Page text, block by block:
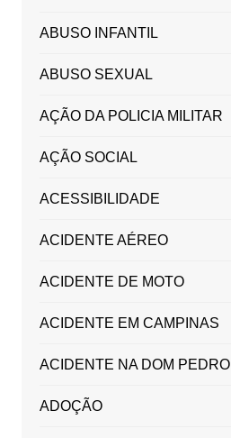
ABUSO INFANTIL
ABUSO SEXUAL
AÇÃO DA POLICIA MILITAR
AÇÃO SOCIAL
ACESSIBILIDADE
ACIDENTE AÉREO
ACIDENTE DE MOTO
ACIDENTE EM CAMPINAS
ACIDENTE NA DOM PEDRO
ADOÇÃO